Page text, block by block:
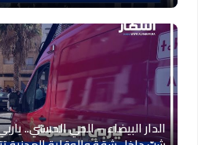
الدار البيضاء – الحي الحسني..